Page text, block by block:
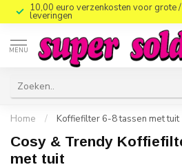
10,00 euro verzenkosten voor grote
leveringen
MENU
Home / Koffiefilter 6-8 tassen met tuit
Cosy & Trendy
met tuit